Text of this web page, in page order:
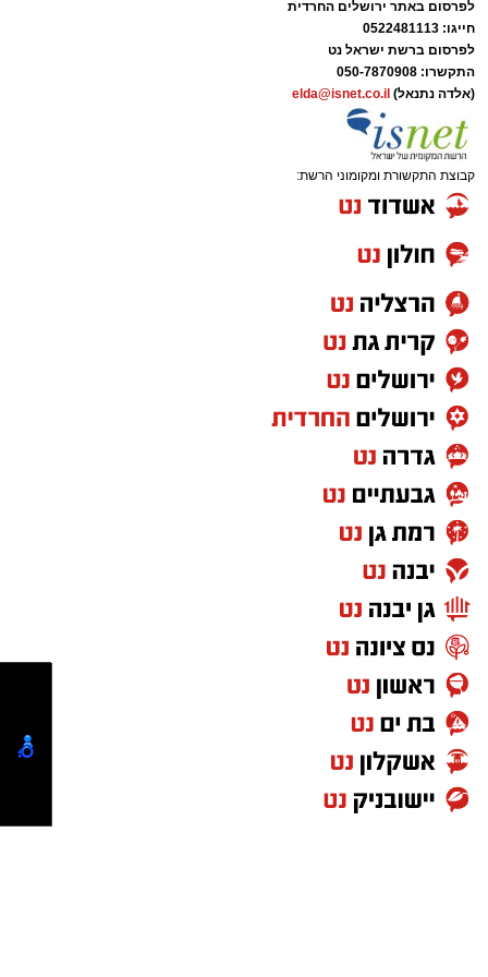
בתאונה הקטלנית באשדוד
מודעת האבל | מתוך פייסבוק
ההספד הספרדי בהר המנוחות שבגבעת שאול,
שם גם ייטמן.
בוודאי יעניין אותך:
"מאחורי כל גבר מצליח": אביו של איש העסקים
רמי לוי נפטר בשיבה טובה
פטירתו מותירה אבל בקרב מכריו ובקרב אוהבי
עולם הפיוט הירושלמי, שילוו אותו בדרכו האחרונה.
להצטרפות לקבוצות ועדכוני "ירושלים החרדית"
לפרסום באתר ירושלים החרדית
חייגו: 0522481113
לפרסום ברשת ישראל נט
התקשרו: 050-7870908
(אלדה נתנאל) elda@isnet.co.il
קבוצת התקשורת ומקומוני הרשת: